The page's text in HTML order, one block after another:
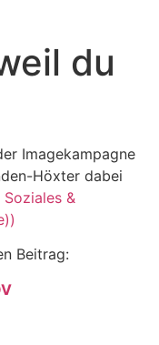
du
Imagekampagne
Höxter dabei
&
)
Beitrag: